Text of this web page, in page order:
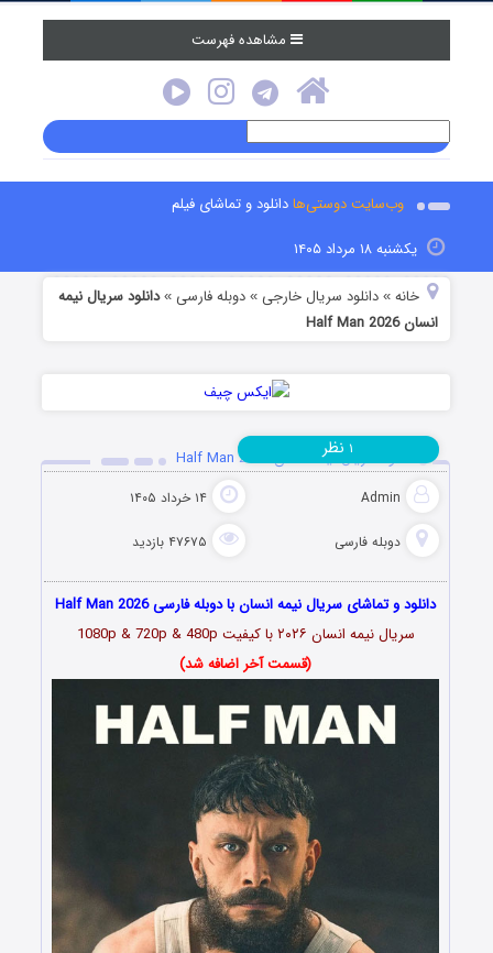
مشاهده فهرست
وب‌سایت دوستی‌هادانلود و تماشای فیلم
یکشنبه ۱۸ مرداد ۱۴۰۵
خانه »دانلود سریال خارجی »دوبله فارسی »دانلود سریال نیمه
انسان Half Man 2026
دانلود سریال نیمه انسان Half Man 2026
Admin ۱۴ خرداد ۱۴۰۵
دوبله فارسی ۴۷۶۷۵ بازدید
۱ نظر
دانلود و تماشای سریال نیمه انسان با دوبله فارسی Half Man 2026
سریال نیمه انسان ۲۰۲۶با کیفیت 1080p & 720p & 480p
(قسمت آخر اضافه شد)